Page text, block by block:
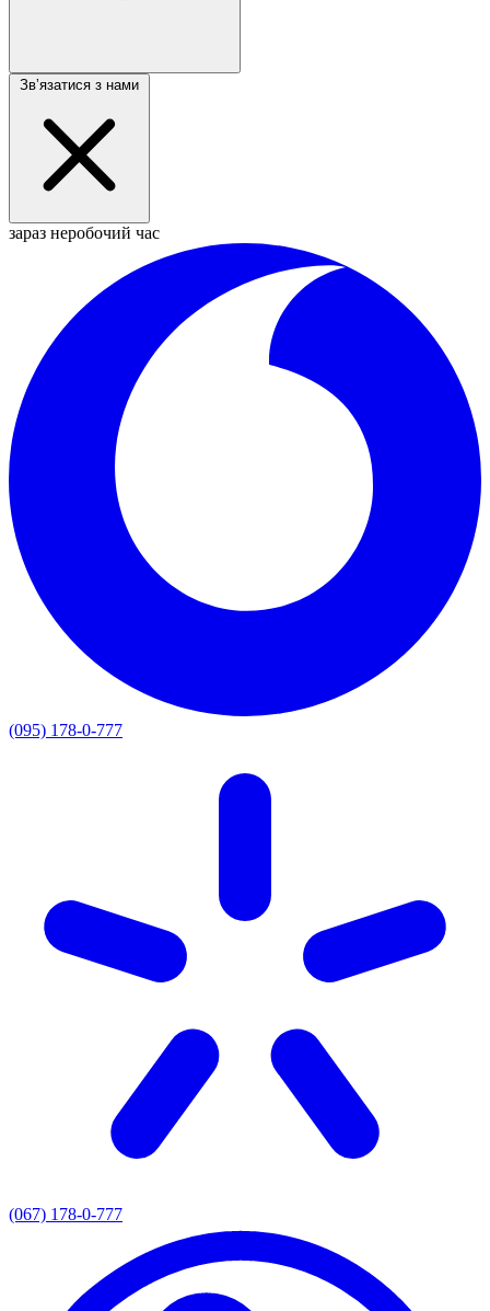
Звʼязатися з нами
зараз неробочий час
(095) 178-0-777
(067) 178-0-777